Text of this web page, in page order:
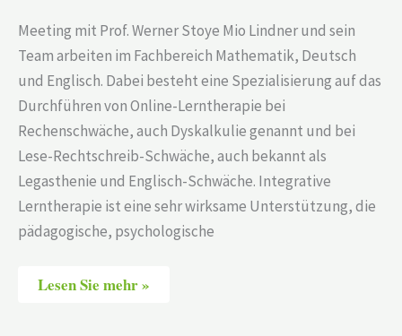
Meeting mit Prof. Werner Stoye Mio Lindner und sein
Team arbeiten im Fachbereich Mathematik, Deutsch
und Englisch. Dabei besteht eine Spezialisierung auf das
Durchführen von Online-Lerntherapie bei
Rechenschwäche, auch Dyskalkulie genannt und bei
Lese-Rechtschreib-Schwäche, auch bekannt als
Legasthenie und Englisch-Schwäche. Integrative
Lerntherapie ist eine sehr wirksame Unterstützung, die
pädagogische, psychologische
Lesen Sie mehr »